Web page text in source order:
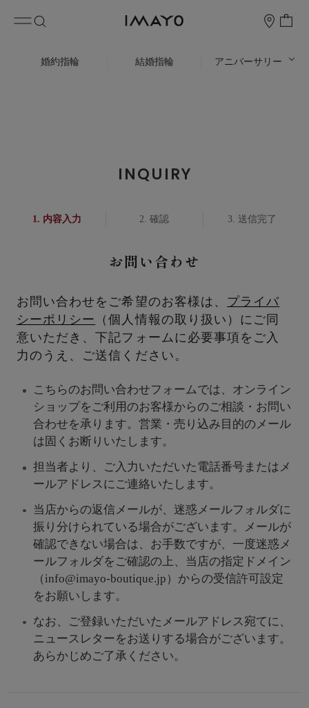
婚約指輪 結婚指輪 アニバーサリー
INQUIRY
内容入力 確認 送信完了
お問い合わせ
お問い合わせをご希望のお客様は、 プライバ
シーポリシー
（個人情報の取り扱い）にご同
意いただき、下記フォームに必要事項をご入
力のうえ、ご送信ください。
こちらのお問い合わせフォームでは、オンライン
ショップをご利用のお客様からのご相談・お問い
合わせを承ります。営業・売り込み目的のメール
は固くお断りいたします。
担当者より、ご入力いただいた電話番号またはメ
ールアドレスにご連絡いたします。
当店からの返信メールが、迷惑メールフォルダに
振り分けられている場合がございます。メールが
確認できない場合は、お手数ですが、一度迷惑メ
ールフォルダをご確認の上、当店の指定ドメイン
（info@imayo-boutique.jp）からの受信許可設定
をお願いします。
なお、ご登録いただいたメールアドレス宛てに、
ニュースレターをお送りする場合がございます。
あらかじめご了承ください。